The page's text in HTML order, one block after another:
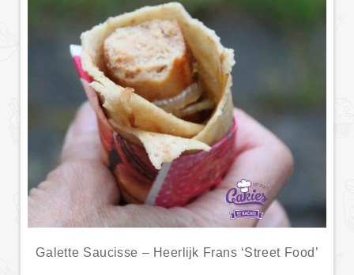
Galette Saucisse – Heerlijk Frans ‘Street Food’